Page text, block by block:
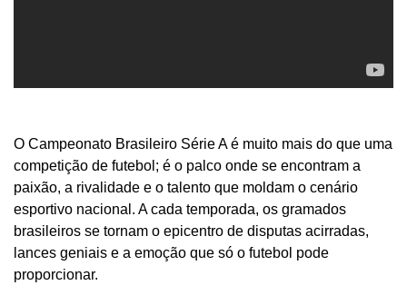
O Campeonato Brasileiro Série A é muito mais do que uma
competição de futebol; é o palco onde se encontram a
paixão, a rivalidade e o talento que moldam o cenário
esportivo nacional. A cada temporada, os gramados
brasileiros se tornam o epicentro de disputas acirradas,
lances geniais e a emoção que só o futebol pode
proporcionar.